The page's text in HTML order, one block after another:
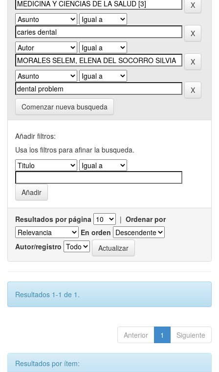
Comenzar nueva busqueda
Añadir filtros:
Usa los filtros para afinar la busqueda.
Resultados por página | Ordenar por
En orden
Autor/registro
Resultados 1-1 de 1.
Anterior 1 Siguiente
Resultados por ítem: